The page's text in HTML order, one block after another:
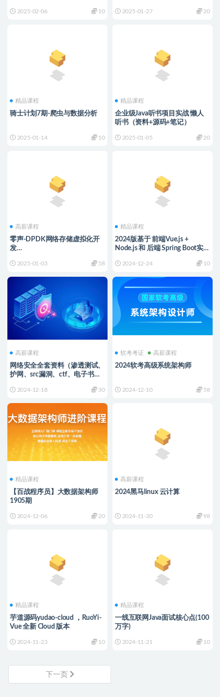
2025-02-06 10 2025-01-27 20
精品课程
骑士计划7期-爬虫与数据分析
2025-01-14 10
精品课程
企业级Java听书项目实战 懒人
听书（资料+源码+笔记）
2025-01-05 20
高薪课程
零声-DPDK网络存储虚拟化开
发
SPDK）
2025-01-03 58
精品课程
2024版基于 前端Vue.js +
Node.js 和 后端 Spring Boot实战
2024-12-24 10
高薪课程
网络安全全套资料（渗透测试、
护网、src漏洞、ctf、电子书面
2024-12-18 30
软考考证 高薪课程
2024软考高级系统架构师
2024-12-10 58
精品课程
【百战程序员】大数据架构师
1905期
2024-12-06 20
高薪课程
2024黑马linux 云计算
2024-11-30 98
精品课程
芋道源码yudao-cloud ，RuoYi-
Vue 全新 Cloud 版本
2024-11-23 10
精品课程
一线互联网Java面试核心点(100
万字)
2024-11-21 10
下一页